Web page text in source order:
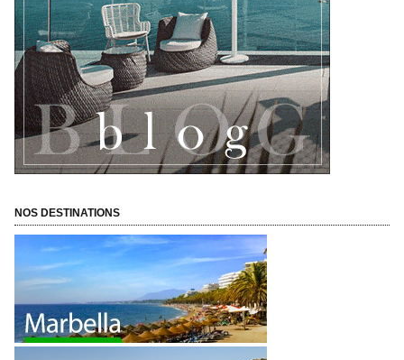
NOS DESTINATIONS